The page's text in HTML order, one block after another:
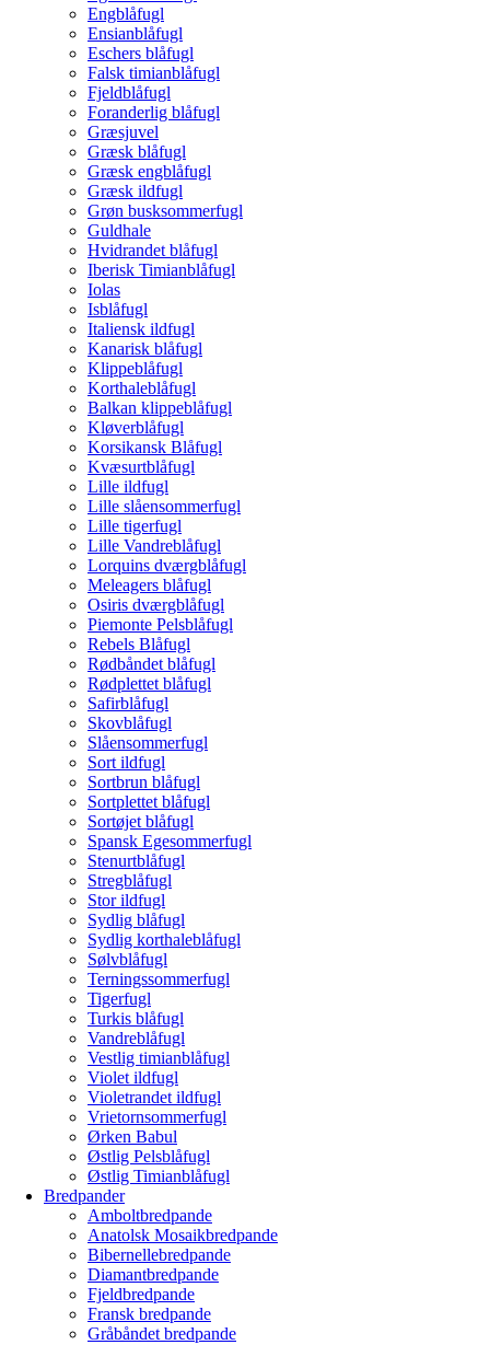
Engblåfugl
Ensianblåfugl
Eschers blåfugl
Falsk timianblåfugl
Fjeldblåfugl
Foranderlig blåfugl
Græsjuvel
Græsk blåfugl
Græsk engblåfugl
Græsk ildfugl
Grøn busksommerfugl
Guldhale
Hvidrandet blåfugl
Iberisk Timianblåfugl
Iolas
Isblåfugl
Italiensk ildfugl
Kanarisk blåfugl
Klippeblåfugl
Korthaleblåfugl
Balkan klippeblåfugl
Kløverblåfugl
Korsikansk Blåfugl
Kvæsurtblåfugl
Lille ildfugl
Lille slåensommerfugl
Lille tigerfugl
Lille Vandreblåfugl
Lorquins dværgblåfugl
Meleagers blåfugl
Osiris dværgblåfugl
Piemonte Pelsblåfugl
Rebels Blåfugl
Rødbåndet blåfugl
Rødplettet blåfugl
Safirblåfugl
Skovblåfugl
Slåensommerfugl
Sort ildfugl
Sortbrun blåfugl
Sortplettet blåfugl
Sortøjet blåfugl
Spansk Egesommerfugl
Stenurtblåfugl
Stregblåfugl
Stor ildfugl
Sydlig blåfugl
Sydlig korthaleblåfugl
Sølvblåfugl
Terningssommerfugl
Tigerfugl
Turkis blåfugl
Vandreblåfugl
Vestlig timianblåfugl
Violet ildfugl
Violetrandet ildfugl
Vrietornsommerfugl
Ørken Babul
Østlig Pelsblåfugl
Østlig Timianblåfugl
Bredpander
Amboltbredpande
Anatolsk Mosaikbredpande
Bibernellebredpande
Diamantbredpande
Fjeldbredpande
Fransk bredpande
Gråbåndet bredpande